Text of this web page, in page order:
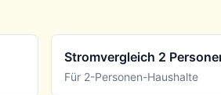
Stromvergleich 2
Für 2-Personen-Haushalte